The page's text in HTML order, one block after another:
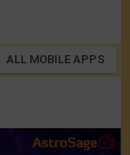
ALL MOBILE APPS